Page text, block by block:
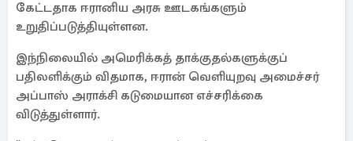
கேட்டதாக ஈரானிய அரசு ஊடகங்களும்
உறுதிப்படுத்தியுள்ளன.
இந்நிலையில் அமெரிக்கத் தாக்குதல்களுக்குப்
பதிலளிக்கும் விதமாக, ஈரான் வெளியுறவு அமைச்சர்
அப்பாஸ் அராக்சி கடுமையான எச்சரிக்கை
விடுத்துள்ளார்.